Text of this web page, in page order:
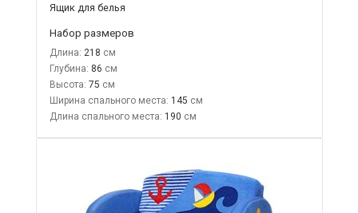
Ящик для белья
Набор размеров
Длина: 218
Глубина: 86
Высота: 75
Ширина спального места: 145
Длина спального места: 190